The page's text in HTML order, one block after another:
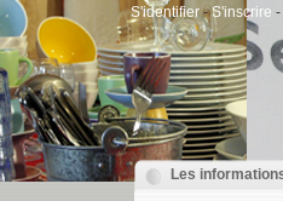
S'identifier -S'inscrire -
Les